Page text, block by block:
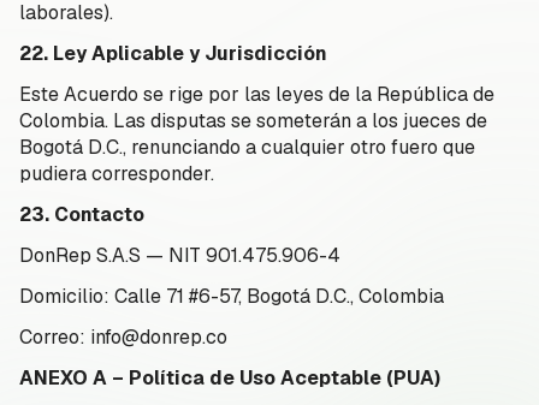
laborales).
22. Ley Aplicable y Jurisdicción
Este Acuerdo se rige por las leyes de la República de
Colombia. Las disputas se someterán a los jueces de
Bogotá D.C., renunciando a cualquier otro fuero que
pudiera corresponder.
23. Contacto
DonRep S.A.S — NIT 901.475.906-4
Domicilio: Calle 71 #6-57, Bogotá D.C., Colombia
Correo: info@donrep.co
ANEXO A – Política de Uso Aceptable (PUA)